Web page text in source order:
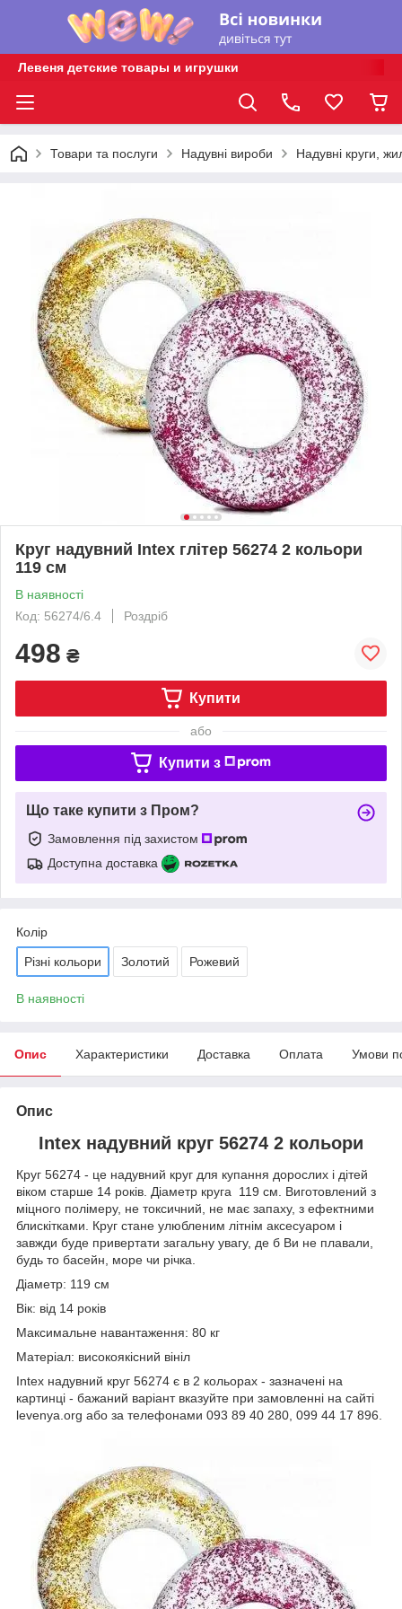
Левеня детские товары и игрушки
Товари та послуги Надувні вироби Надувні круги,
Круг надувний Intex глітер 56274 2 кольори
119 см
В наявності
Код: 56274/6.4
Роздріб
498 ₴
Купити
або
Купити з
Що таке купити з Пром?
Замовлення під захистом
Доступна доставка
Колір
Різні кольори Золотий Рожевий
В наявності
Опис Характеристики Доставка Оплата Умови
Опис
Intex надувний круг 56274 2 кольори
Круг 56274 - це надувний круг для купання дорослих і дітей
віком старше 14 років. Діаметр круга 119 см. Виготовлений з
міцного полімеру, не токсичний, не має запаху, з ефектними
блискітками. Круг стане улюбленим літнім аксесуаром і
завжди буде привертати загальну увагу, де б Ви не плавали,
будь то басейн, море чи річка.
Діаметр: 119 см
Вік: від 14 років
Максимальне навантаження: 80 кг
Матеріал: високоякісний вініл
Intex надувний круг 56274 є в 2 кольорах - зазначені на
картинці - бажаний варіант вказуйте при замовленні на сайті
levenya.org або за телефонами 093 89 40 280, 099 44 17 896.